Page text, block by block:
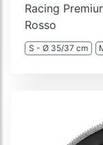
Racing
Rosso
S - Ø 35/37 cm